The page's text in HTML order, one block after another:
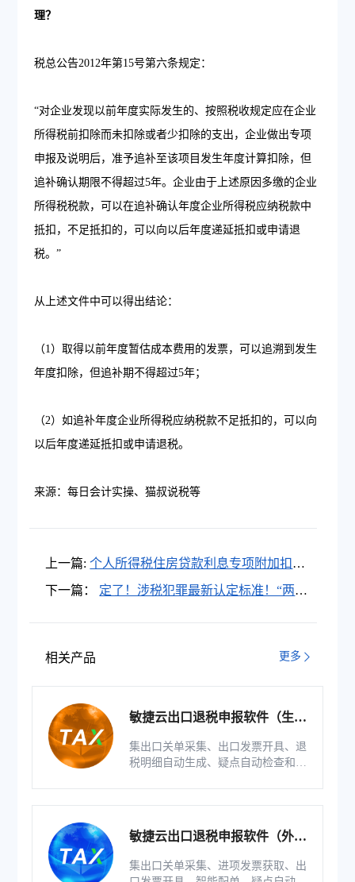
理？
税总公告2012年第15号第六条规定：
“对企业发现以前年度实际发生的、按照税收规定应在企业
所得税前扣除而未扣除或者少扣除的支出，企业做出专项
申报及说明后，准予追补至该项目发生年度计算扣除，但
追补确认期限不得超过5年。企业由于上述原因多缴的企业
所得税税款，可以在追补确认年度企业所得税应纳税款中
抵扣，不足抵扣的，可以向以后年度递延抵扣或申请退
税。”
从上述文件中可以得出结论：
（1）取得以前年度暂估成本费用的发票，可以追溯到发生
年度扣除，但追补期不得超过5年；
（2）如追补年度企业所得税应纳税款不足抵扣的，可以向
以后年度递延抵扣或申请退税。
来源：每日会计实操、猫叔说税等
上一篇: 个人所得税住房贷款利息专项附加扣除
政策解读及相关问题解析
下一篇：
定了！涉税犯罪最新认定标准！“两
相关产品 更多
敏捷云出口退税申报软件（生产
集出口关单采集、出口发票开具、退
税明细自动生成、疑点自动检查和调
敏捷云出口退税申报软件（外贸
集出口关单采集、进项发票获取、出